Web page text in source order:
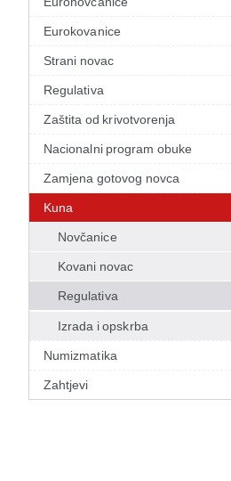
Eurokovanice
Strani novac
Regulativa
Zaštita od krivotvorenja
Nacionalni program obuke
Zamjena gotovog novca
Kuna
Novčanice
Kovani novac
Regulativa
Izrada i opskrba
Numizmatika
Zahtjevi